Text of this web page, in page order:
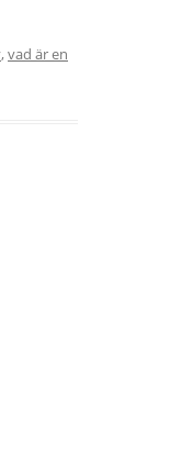
,vad är en